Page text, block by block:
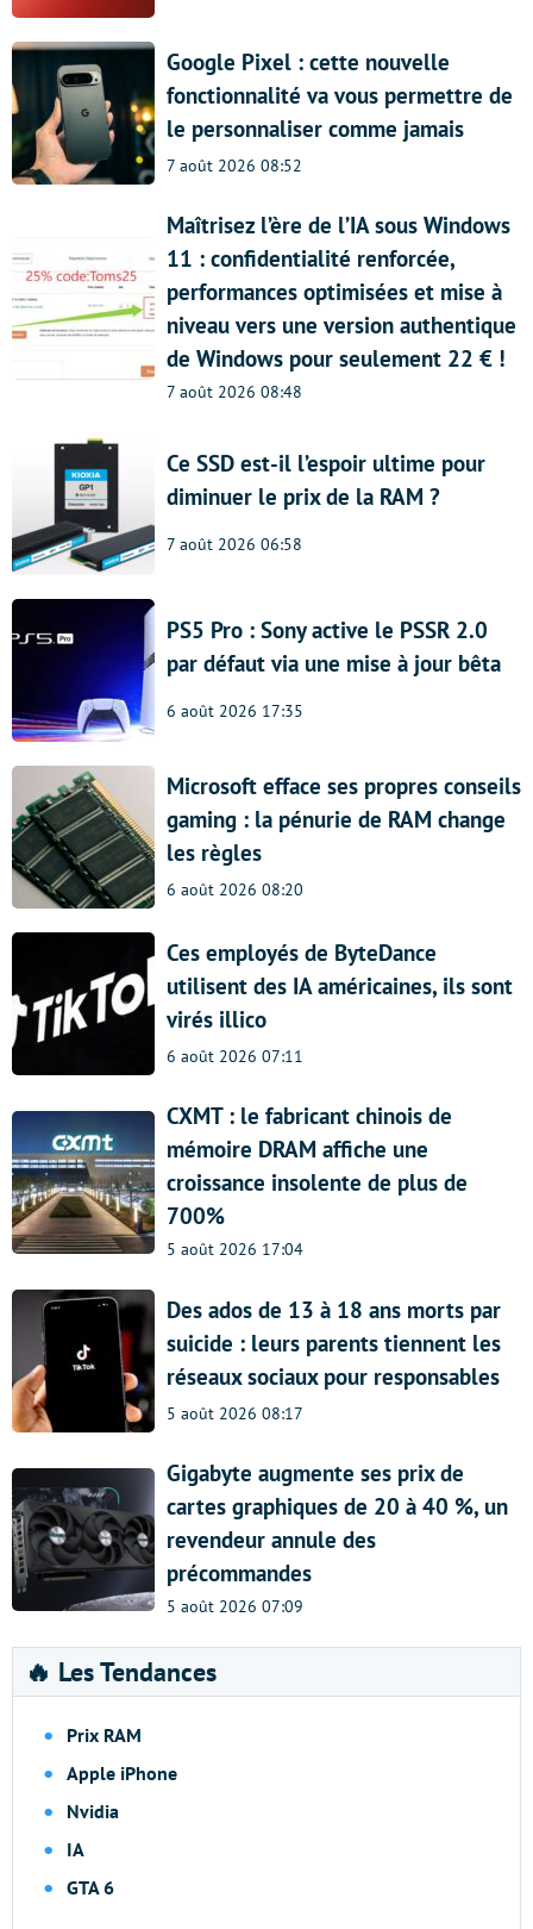
Google Pixel : cette nouvelle
fonctionnalité va vous permettre de
le personnaliser comme jamais
7 août 2026 08:52
Maîtrisez l’ère de l’IA sous Windows
11 : confidentialité renforcée,
performances optimisées et mise à
niveau vers une version authentique
de Windows pour seulement 22 € !
7 août 2026 08:48
Ce SSD est-il l’espoir ultime pour
diminuer le prix de la RAM ?
7 août 2026 06:58
PS5 Pro : Sony active le PSSR 2.0
par défaut via une mise à jour bêta
6 août 2026 17:35
Microsoft efface ses propres conseils
gaming : la pénurie de RAM change
les règles
6 août 2026 08:20
Ces employés de ByteDance
utilisent des IA américaines, ils sont
virés illico
6 août 2026 07:11
CXMT : le fabricant chinois de
mémoire DRAM affiche une
croissance insolente de plus de
700%
5 août 2026 17:04
Des ados de 13 à 18 ans morts par
suicide : leurs parents tiennent les
réseaux sociaux pour responsables
5 août 2026 08:17
Gigabyte augmente ses prix de
cartes graphiques de 20 à 40 %, un
revendeur annule des
précommandes
5 août 2026 07:09
🔥 Les Tendances
Prix RAM
Apple iPhone
Nvidia
IA
GTA 6